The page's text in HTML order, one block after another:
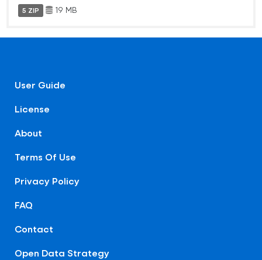
5 ZIP 19 MB
User Guide
License
About
Terms Of Use
Privacy Policy
FAQ
Contact
Open Data Strategy